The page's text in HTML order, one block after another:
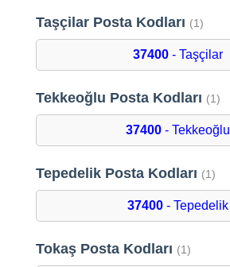
Taşçilar Posta Kodları (1)
37400 - Taşçilar
Tekkeoğlu Posta Kodları (1)
37400 - Tekkeoğlu
Tepedelik Posta Kodları (1)
37400 - Tepedelik
Tokaş Posta Kodları (1)